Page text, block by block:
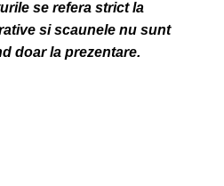
se refera strict la
si scaunele nu sunt
doar la prezentare.